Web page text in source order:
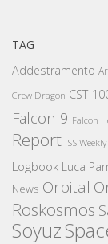
TAG
Addestramento
Crew Dragon CST-
Falcon 9 Falcon
Report ISS
Logbook Luca
News Orbital
Roskosmos
Soyuz